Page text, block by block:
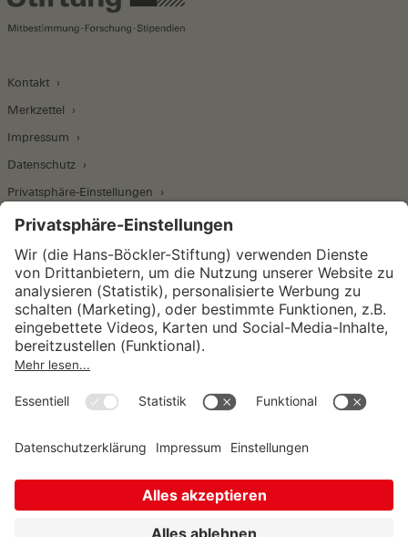
Kontakt
Merkzettel
Impressum
Datenschutz
Privatsphäre-Einstellungen
Wirtschafts- und Sozialwissenschaftliches Institut
Institut für Makroökonomie und
Konjunkturforschung
Unternehmensführung